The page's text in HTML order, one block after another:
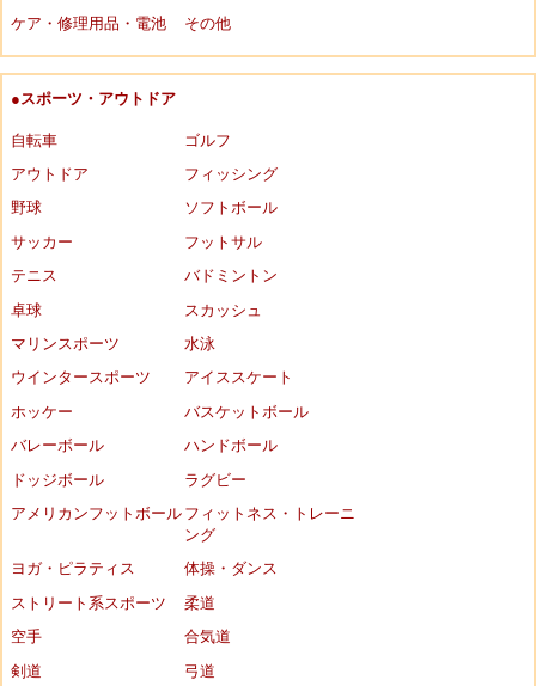
ケア・修理用品・電池
その他
●スポーツ・アウトドア
自転車
ゴルフ
アウトドア
フィッシング
野球
ソフトボール
サッカー
フットサル
テニス
バドミントン
卓球
スカッシュ
マリンスポーツ
水泳
ウインタースポーツ
アイススケート
ホッケー
バスケットボール
バレーボール
ハンドボール
ドッジボール
ラグビー
アメリカンフットボール フィットネス・トレーニ
ング
ヨガ・ピラティス
体操・ダンス
ストリート系スポーツ
柔道
空手
合気道
剣道
弓道